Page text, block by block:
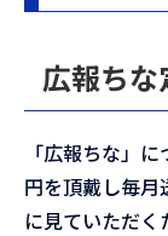
広報ちな
「広報ちな」
円を頂戴し毎月
に見ていただ